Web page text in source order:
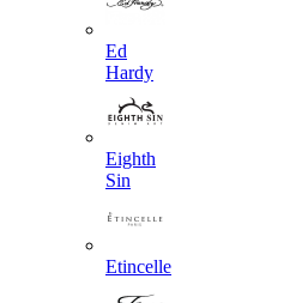
Ed
Hardy
Eighth
Sin
Etincelle